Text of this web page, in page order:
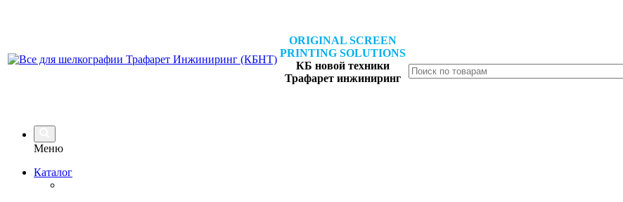
ORIGINAL SCREEN
PRINTING SOLUTIONS
КБ новой техники
Трафарет инжиниринг
Меню
Каталог